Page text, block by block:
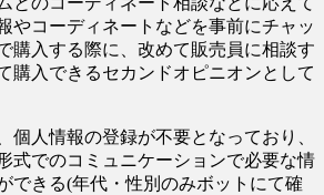
やコーディネートなどを事前にチャッ
購入する際に、改めて販売員に相談す
購入できるセカンドオピニオンとして
人情報の登録が不要となっており、
式でのコミュニケーションで必要な情
できる(年代・性別のみボットにて確